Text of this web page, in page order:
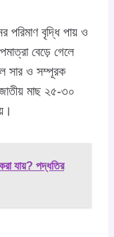
পরিমাণ বৃদ্ধি পায় ও
বেড়ে গেলে
সার ও সম্পূরক
মাছ ২৫-৩০
যায়? পদ্ধতির